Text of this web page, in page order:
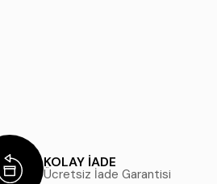
KOLAY İADE
Ücretsiz İade Garantisi